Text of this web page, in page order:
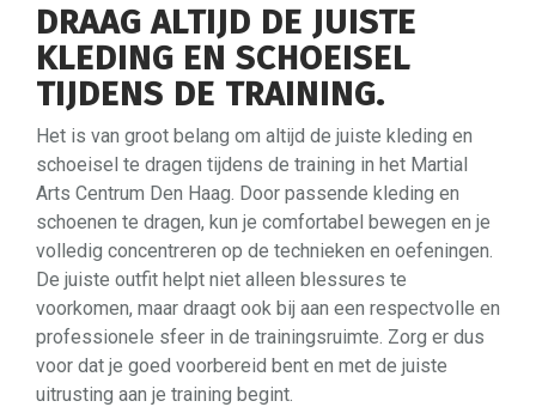
DRAAG ALTIJD DE JUISTE
KLEDING EN SCHOEISEL
TIJDENS DE TRAINING.
Het is van groot belang om altijd de juiste kleding en
schoeisel te dragen tijdens de training in het Martial
Arts Centrum Den Haag. Door passende kleding en
schoenen te dragen, kun je comfortabel bewegen en je
volledig concentreren op de technieken en oefeningen.
De juiste outfit helpt niet alleen blessures te
voorkomen, maar draagt ook bij aan een respectvolle en
professionele sfeer in de trainingsruimte. Zorg er dus
voor dat je goed voorbereid bent en met de juiste
uitrusting aan je training begint.